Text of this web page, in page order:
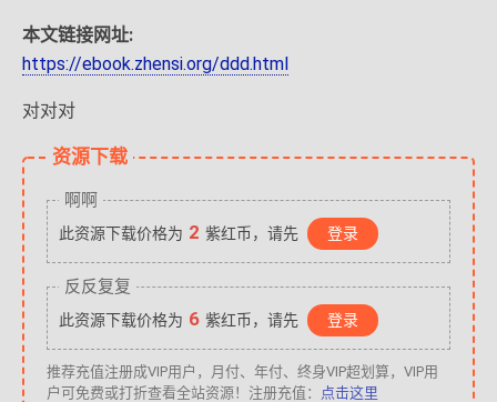
本文链接网址:
https://ebook.zhensi.org/ddd.html
对对对
资源下载
啊啊
此资源下载价格为 2 紫红币，请先 登录
反反复复
此资源下载价格为 6 紫红币，请先 登录
推荐充值注册成VIP用户，月付、年付、终身VIP超划算，VIP用
户可免费或打折查看全站资源！注册充值：
点击这里